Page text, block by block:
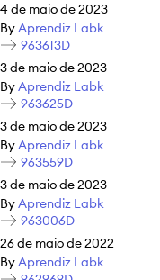
4 de maio de 2023
ByAprendiz Labk
963613D
3 de maio de 2023
ByAprendiz Labk
963625D
3 de maio de 2023
ByAprendiz Labk
963559D
3 de maio de 2023
ByAprendiz Labk
963006D
26 de maio de 2022
ByAprendiz Labk